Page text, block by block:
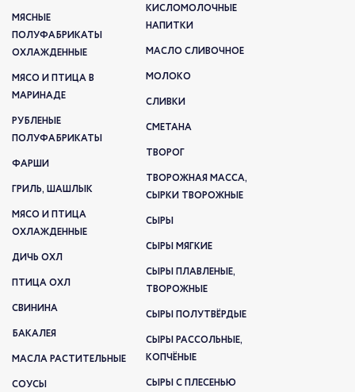
МЯСНЫЕ
ПОЛУФАБРИКАТЫ
ОХЛАЖДЕННЫЕ
МЯСО И ПТИЦА В
МАРИНАДЕ
РУБЛЕНЫЕ
ПОЛУФАБРИКАТЫ
ФАРШИ
ГРИЛЬ, ШАШЛЫК
МЯСО И ПТИЦА
ОХЛАЖДЕННЫЕ
ДИЧЬ ОХЛ
ПТИЦА ОХЛ
СВИНИНА
БАКАЛЕЯ
МАСЛА РАСТИТЕЛЬНЫЕ
СОУСЫ
КИСЛОМОЛОЧНЫЕ
НАПИТКИ
МАСЛО СЛИВОЧНОЕ
МОЛОКО
СЛИВКИ
СМЕТАНА
ТВОРОГ
ТВОРОЖНАЯ МАССА,
СЫРКИ ТВОРОЖНЫЕ
СЫРЫ
СЫРЫ МЯГКИЕ
СЫРЫ ПЛАВЛЕНЫЕ,
ТВОРОЖНЫЕ
СЫРЫ ПОЛУТВЁРДЫЕ
СЫРЫ РАССОЛЬНЫЕ,
КОПЧЁНЫЕ
СЫРЫ С ПЛЕСЕНЬЮ